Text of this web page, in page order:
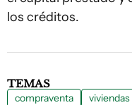
los créditos.
TEMAS
compraventa viviendas